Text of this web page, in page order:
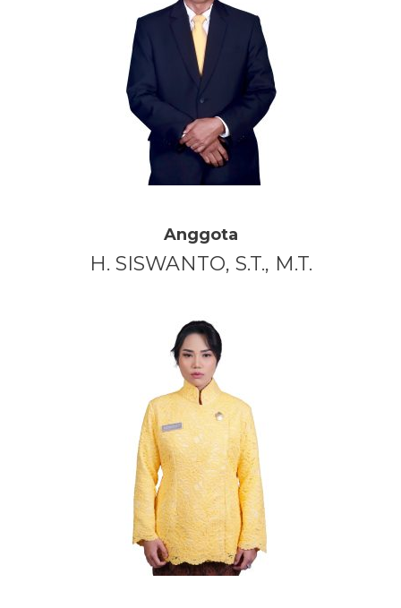
Anggota
H. SISWANTO, S.T., M.T.